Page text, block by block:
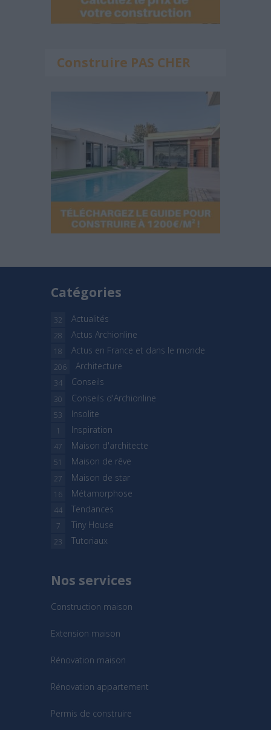
Construire PAS CHER
Catégories
Actualités
32
Actus Archionline
28
Actus en France et dans le monde
18
Architecture
206
Conseils
34
Conseils d'Archionline
30
Insolite
53
Inspiration
1
Maison d'architecte
47
Maison de rêve
51
Maison de star
27
Métamorphose
16
Tendances
44
Tiny House
7
Tutoriaux
23
Nos services
Construction maison
Extension maison
Rénovation maison
Rénovation appartement
Permis de construire